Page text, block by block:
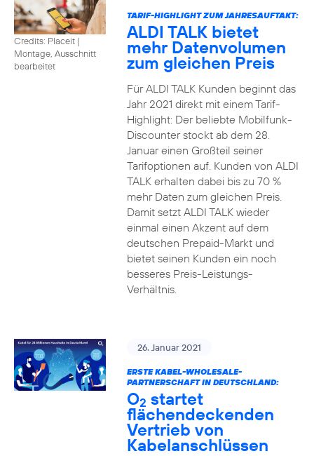
Credits: Placeit |
Montage, Ausschnitt
bearbeitet
TARIF-HIGHLIGHT ZUM JAHRESAUFTAKT:
ALDI TALK bietet
mehr Datenvolumen
zum gleichen Preis
Für ALDI TALK Kunden beginnt das
Jahr 2021 direkt mit einem Tarif-
Highlight: Der beliebte Mobilfunk-
Discounter stockt ab dem 28.
Januar einen Großteil seiner
Tarifoptionen auf. Kunden von ALDI
TALK erhalten dabei bis zu 70 %
mehr Daten zum gleichen Preis.
Damit setzt ALDI TALK wieder
einmal einen Akzent auf dem
deutschen Prepaid-Markt und
bietet seinen Kunden ein noch
besseres Preis-Leistungs-
Verhältnis.
26. Januar 2021
ERSTE KABEL-WHOLESALE-
PARTNERSCHAFT IN DEUTSCHLAND:
O2 startet
flächendeckenden
Vertrieb von
Kabelanschlüssen